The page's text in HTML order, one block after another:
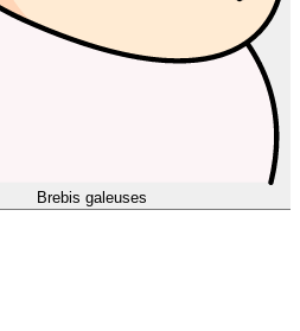
Brebis galeuses